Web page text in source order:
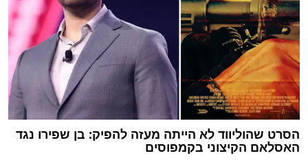
הסרט שהוליווד לא הייתה מעזה להפיק: בן שפירו נגד
האסלאם הקיצוני בקמפוסים